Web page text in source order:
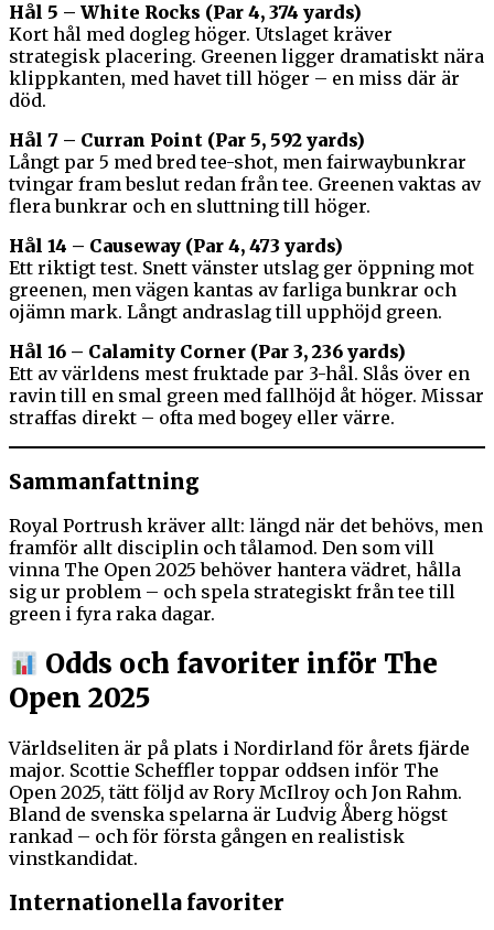
Hål 5 – White Rocks (Par 4, 374 yards)
Kort hål med dogleg höger. Utslaget kräver
strategisk placering. Greenen ligger dramatiskt nära
klippkanten, med havet till höger – en miss där är
död.
Hål 7 – Curran Point (Par 5, 592 yards)
Långt par 5 med bred tee-shot, men fairwaybunkrar
tvingar fram beslut redan från tee. Greenen vaktas av
flera bunkrar och en sluttning till höger.
Hål 14 – Causeway (Par 4, 473 yards)
Ett riktigt test. Snett vänster utslag ger öppning mot
greenen, men vägen kantas av farliga bunkrar och
ojämn mark. Långt andraslag till upphöjd green.
Hål 16 – Calamity Corner (Par 3, 236 yards)
Ett av världens mest fruktade par 3-hål. Slås över en
ravin till en smal green med fallhöjd åt höger. Missar
straffas direkt – ofta med bogey eller värre.
Sammanfattning
Royal Portrush kräver allt: längd när det behövs, men
framför allt disciplin och tålamod. Den som vill
vinna The Open 2025 behöver hantera vädret, hålla
sig ur problem – och spela strategiskt från tee till
green i fyra raka dagar.
Odds och favoriter inför The
Open 2025
Världseliten är på plats i Nordirland för årets fjärde
major. Scottie Scheffler toppar oddsen inför The
Open 2025, tätt följd av Rory McIlroy och Jon Rahm.
Bland de svenska spelarna är Ludvig Åberg högst
rankad – och för första gången en realistisk
vinstkandidat.
Internationella favoriter